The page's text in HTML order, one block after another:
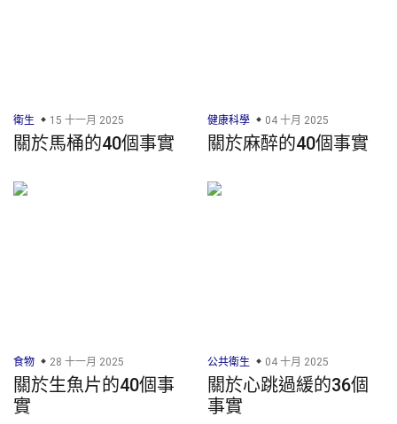
衛生 15 十一月 2025
關於馬桶的40個事實
健康科學 04 十月 2025
關於麻醉的40個事實
食物 28 十一月 2025
關於生魚片的40個事
實
公共衛生 04 十月 2025
關於心跳過緩的36個
事實